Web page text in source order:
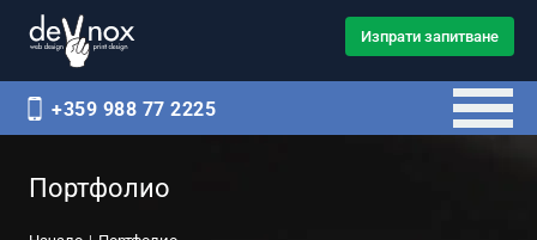
Изпрати запитване
+359 988 77 2225
Портфолио